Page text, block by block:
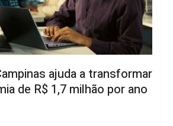
ajuda a transformar
de R$ 1,7 milhão por ano